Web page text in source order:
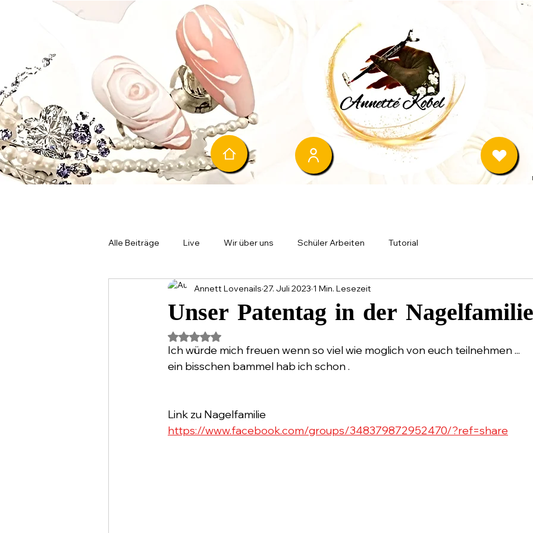
Alle Beiträge Live Wir über uns Schüler Arbeiten Tutorial
Unser Patentag in der Nagelfamilie
Annett Lovenails 27. Juli 2023 1 Min. Lesezeit
Mit NaN von 5 Sternen bewertet.
Ich würde mich freuen wenn so viel wie moglich von euch teilnehmen ...
ein bisschen bammel hab ich schon .
Link zu Nagelfamilie
https://www.facebook.com/groups/348379872952470/?ref=share